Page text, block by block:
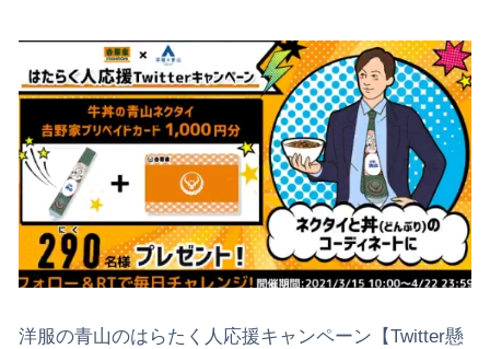
洋服の青山のはらたく人応援キャンペーン【Twitter懸